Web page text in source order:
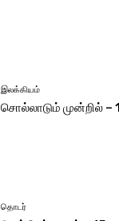
இலக்கியம்
சொல்லாடும் முன்றில் – 1
தொடர்